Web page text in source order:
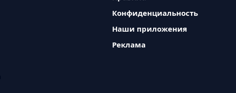
Конфиденциальность
Наши приложения
Реклама